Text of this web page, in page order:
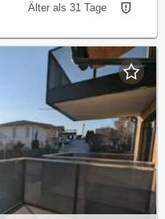
Älter als 31 Tage